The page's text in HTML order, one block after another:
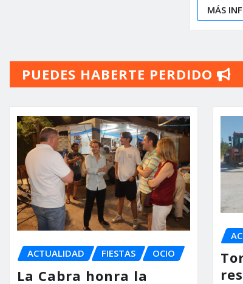
MÁS
PUEDES HABERTE PERDIDO
ACTUALIDAD FIESTAS OCIO
La Cabra honra la